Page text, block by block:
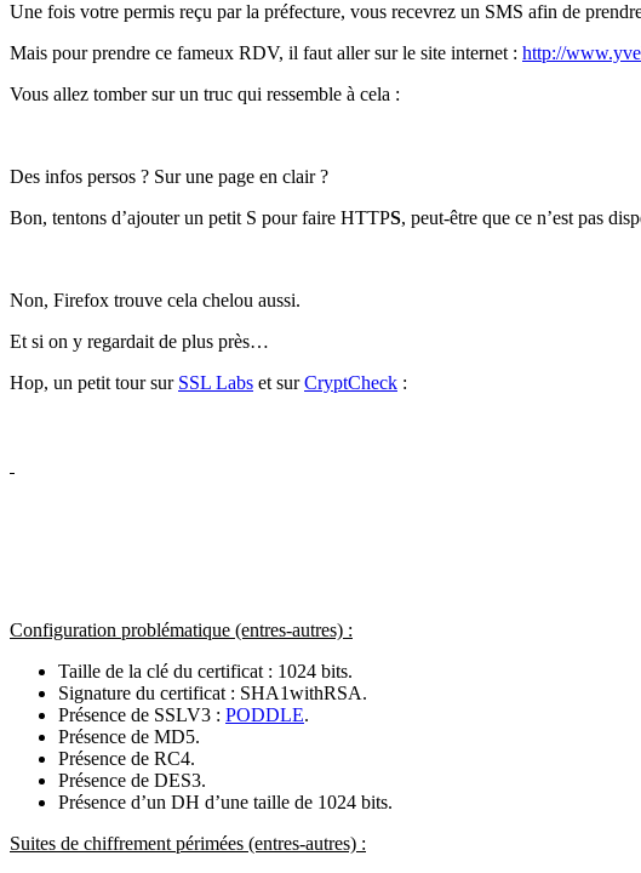
Une fois votre permis reçu par la préfecture, vous recevrez un SMS afin de
Mais pour prendre ce fameux RDV, il faut aller sur le site internet : http://
Vous allez tomber sur un truc qui ressemble à cela :
Des infos persos ? Sur une page en clair ?
Bon, tentons d’ajouter un petit S pour faire HTTPS, peut-être que ce n’est pas
Non, Firefox trouve cela chelou aussi.
Et si on y regardait de plus près…
Hop, un petit tour sur SSL Labs et surCryptCheck :
Configuration problématique (entres-autres) :
Taille de la clé du certificat : 1024 bits.
Signature du certificat : SHA1withRSA.
Présence de SSLV3 : PODDLE.
Présence de MD5.
Présence de RC4.
Présence de DES3.
Présence d’un DH d’une taille de 1024 bits.
Suites de chiffrement périmées (entres-autres) :